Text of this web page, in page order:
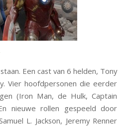
Een cast van 6 helden, Tony
Vier hoofdpersonen die eerder
(Iron Man, de Hulk, Captain
nieuwe rollen gespeeld door
L. Jackson, Jeremy Renner